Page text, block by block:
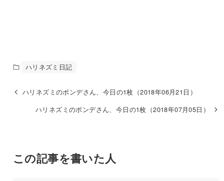
ハリネズミ日記
ハリネズミのポンデさん、今日の1枚（2018年06月21日）
ハリネズミのポンデさん、今日の1枚（2018年07月05日）
この記事を書いた人